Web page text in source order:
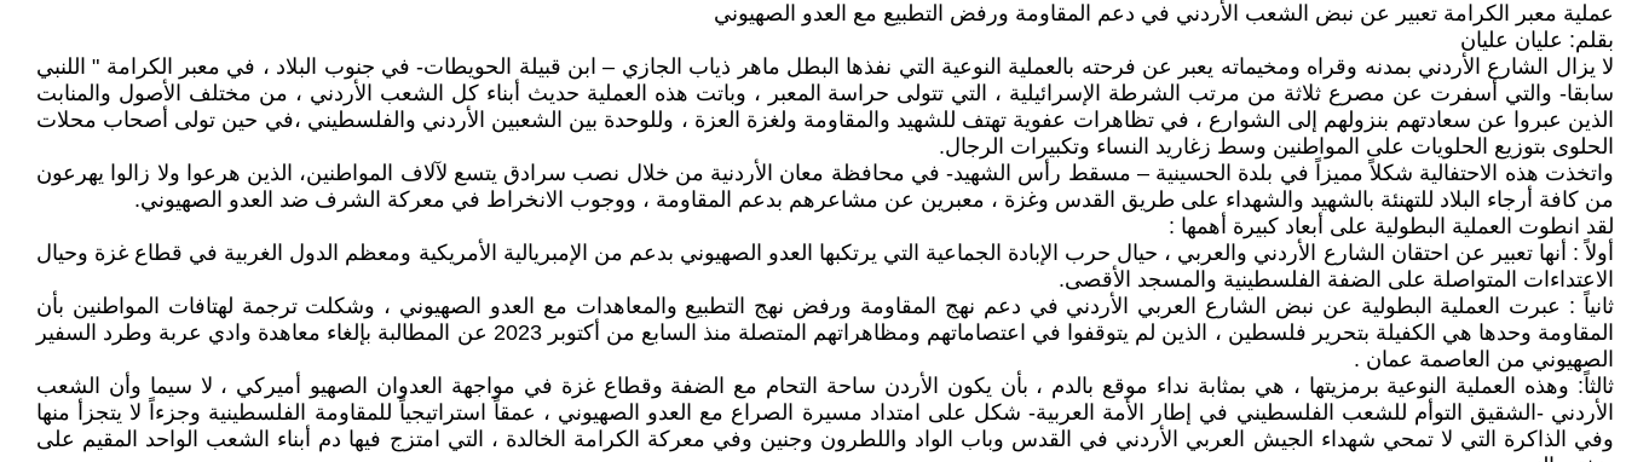
عملية معبر الكرامة تعبير عن نبض الشعب الأردني في دعم المقاومة ورفض التطبيع مع العدو الصهيوني
بقلم: عليان عليان
لا يزال الشارع الأردني بمدنه وقراه ومخيماته يعبر عن فرحته بالعملية النوعية التي نفذها البطل ماهر ذياب الجازي – ابن قبيلة الحويطات- في جنوب البلاد ، في معبر الكرامة " اللنبي
سابقا- والتي أسفرت عن مصرع ثلاثة من مرتب الشرطة الإسرائيلية ، التي تتولى حراسة المعبر ، وباتت هذه العملية حديث أبناء كل الشعب الأردني ، من مختلف الأصول والمنابت
الذين عبروا عن سعادتهم بنزولهم إلى الشوارع ، في تظاهرات عفوية تهتف للشهيد والمقاومة ولغزة العزة ، وللوحدة بين الشعبين الأردني والفلسطيني ،في حين تولى أصحاب محلات
الحلوى بتوزيع الحلويات على المواطنين وسط زغاريد النساء وتكبيرات الرجال.
واتخذت هذه الاحتفالية شكلاً مميزاً في بلدة الحسينية – مسقط رأس الشهيد- في محافظة معان الأردنية من خلال نصب سرادق يتسع لآلاف المواطنين، الذين هرعوا ولا زالوا يهرعون
من كافة أرجاء البلاد للتهنئة بالشهيد والشهداء على طريق القدس وغزة ، معبرين عن مشاعرهم بدعم المقاومة ، ووجوب الانخراط في معركة الشرف ضد العدو الصهيوني.
لقد انطوت العملية البطولية على أبعاد كبيرة أهمها :
أولاً : أنها تعبير عن احتقان الشارع الأردني والعربي ، حيال حرب الإبادة الجماعية التي يرتكبها العدو الصهيوني بدعم من الإمبريالية الأمريكية ومعظم الدول الغربية في قطاع غزة وحيال
الاعتداءات المتواصلة على الضفة الفلسطينية والمسجد الأقصى.
ثانياً : عبرت العملية البطولية عن نبض الشارع العربي الأردني في دعم نهج المقاومة ورفض نهج التطبيع والمعاهدات مع العدو الصهيوني ، وشكلت ترجمة لهتافات المواطنين بأن
المقاومة وحدها هي الكفيلة بتحرير فلسطين ، الذين لم يتوقفوا في اعتصاماتهم ومظاهراتهم المتصلة منذ السابع من أكتوبر 2023 عن المطالبة بإلغاء معاهدة وادي عربة وطرد السفير
الصهيوني من العاصمة عمان .
ثالثاً: وهذه العملية النوعية برمزيتها ، هي بمثابة نداء موقع بالدم ، بأن يكون الأردن ساحة التحام مع الضفة وقطاع غزة في مواجهة العدوان الصهيو أميركي ، لا سيما وأن الشعب
الأردني -الشقيق التوأم للشعب الفلسطيني في إطار الأمة العربية- شكل على امتداد مسيرة الصراع مع العدو الصهيوني ، عمقاً استراتيجياً للمقاومة الفلسطينية وجزءاً لا يتجزأ منها
وفي الذاكرة التي لا تمحي شهداء الجيش العربي الأردني في القدس وباب الواد واللطرون وجنين وفي معركة الكرامة الخالدة ، التي امتزج فيها دم أبناء الشعب الواحد المقيم على